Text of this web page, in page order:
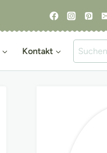
Kontakt
Suchen
nach: